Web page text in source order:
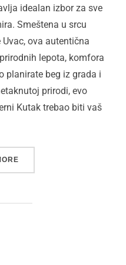
idealan izbor za sve
Smeštena u srcu
ova autentična
lepota, komfora
planirate beg iz grada i
prirodi, evo
Kutak trebao biti vaš
“ZAŠTO POSETITI